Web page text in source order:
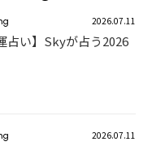
2026.07.11
占い】Skyが占う2026
2026.07.11